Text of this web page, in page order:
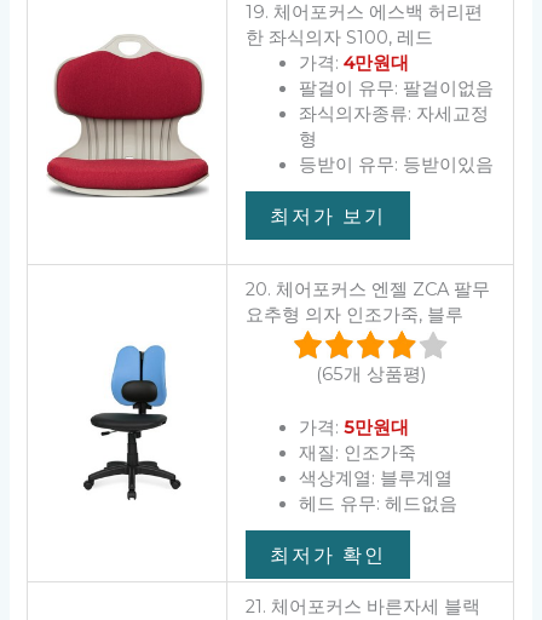
19. 체어포커스 에스백 허리편
한 좌식의자 S100, 레드
가격: 4만원대
팔걸이 유무: 팔걸이없음
좌식의자종류: 자세교정
형
등받이 유무: 등받이있음
최저가 보기
20. 체어포커스 엔젤 ZCA 팔무
요추형 의자 인조가죽, 블루
(65개 상품평)
가격: 5만원대
재질: 인조가죽
색상계열: 블루계열
헤드 유무: 헤드없음
최저가 확인
21. 체어포커스 바른자세 블랙